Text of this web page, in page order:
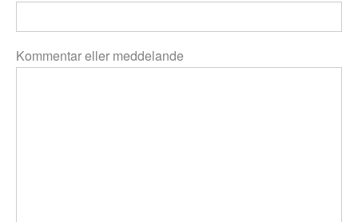
Kommentar eller meddelande